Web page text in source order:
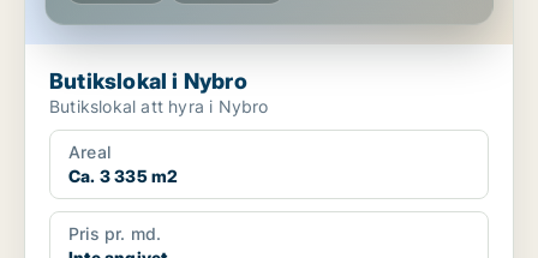
Butikslokal i Nybro
Butikslokal att hyra i Nybro
Areal
Ca. 3 335 m2
Pris pr. md.